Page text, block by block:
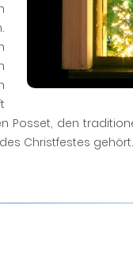
Posset, den
Christfestes gehört.